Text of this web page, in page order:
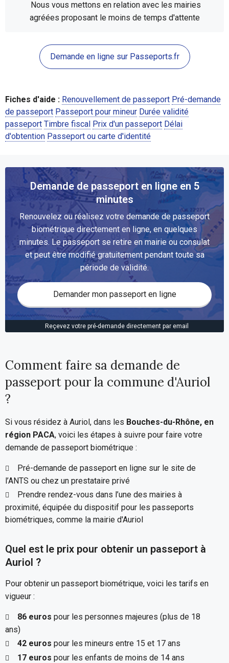
Nous vous mettons en relation avec les mairies
agréées proposant le moins de temps d'attente
Demande en ligne sur Passeports.fr
Fiches d'aide : Renouvellement de passeport Pré-demande
de passeport Passeport pour mineur Durée validité
passeport Timbre fiscal Prix d'un passeport Délai
d'obtention Passeport ou carte d'identité
Demande de passeport en ligne en 5
minutes
Renouvelez ou réalisez votre demande de passeport
biométrique directement en ligne, en quelques
minutes. Le passeport se retire en mairie ou consulat
et peut être modifié gratuitement pendant toute sa
période de validité.
Demander mon passeport en ligne
Reçevez votre pré-demande directement par email
Comment faire sa demande de
passeport pour la commune d'Auriol
?
Si vous résidez à Auriol, dans les Bouches-du-Rhône, en
région PACA, voici les étapes à suivre pour faire votre
demande de passeport biométrique :
Pré-demande de passeport en ligne sur le site de
l’ANTS ou chez un prestataire privé
Prendre rendez-vous dans l’une des mairies à
proximité, équipée du dispositif pour les passeports
biométriques, comme la mairie d'Auriol
Quel est le prix pour obtenir un passeport à
Auriol ?
Pour obtenir un passeport biométrique, voici les tarifs en
vigueur :
86 euros pour les personnes majeures (plus de 18
ans)
42 euros pour les mineurs entre 15 et 17 ans
17 euros pour les enfants de moins de 14 ans